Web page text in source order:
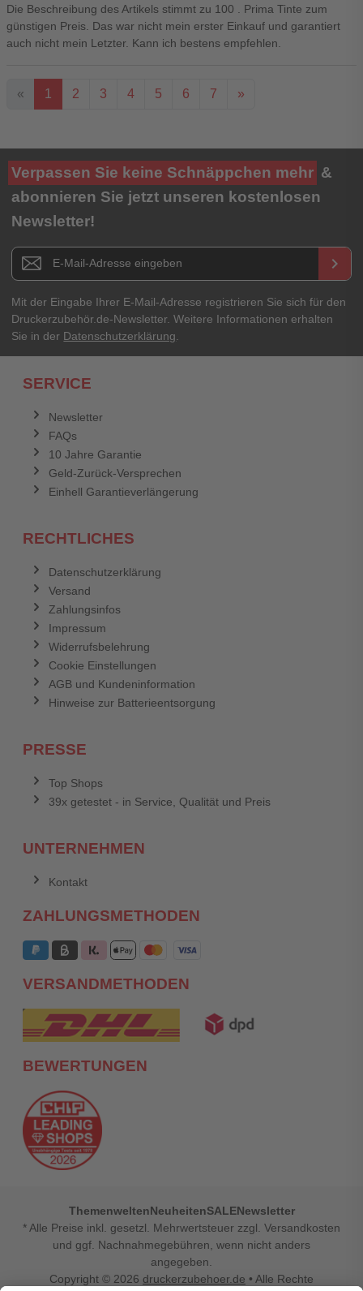
Die Beschreibung des Artikels stimmt zu 100 . Prima Tinte zum
günstigen Preis. Das war nicht mein erster Einkauf und garantiert
auch nicht mein Letzter. Kann ich bestens empfehlen.
« 1 2 3 4 5 6 7 »
Ihre Bewertung**
★★★★★
Titel**
E-Mail-Adresse
Ihr Passwort
Verpassen Sie keine Schnäppchen mehr &
abonnieren Sie jetzt unseren kostenlosen
Newsletter!
Newsletter E-Mail Adresse keyboard_arrow_right
Mit der Eingabe Ihrer E-Mail-Adresse registrieren Sie sich für den
Druckerzubehör.de-Newsletter. Weitere Informationen erhalten
Sie in der Datenschutzerklärung
SERVICE
Newsletter
FAQs
10 Jahre Garantie
Geld-Zurück-Versprechen
Einhell Garantieverlängerung
RECHTLICHES
Datenschutzerklärung
Versand
Zahlungsinfos
Impressum
Widerrufsbelehrung
Cookie Einstellungen
AGB und Kundeninformation
Hinweise zur Batterieentsorgung
PRESSE
Top Shops
39x getestet - in Service, Qualität und Preis
UNTERNEHMEN
Kontakt
ZAHLUNGSMETHODEN
VERSANDMETHODEN
BEWERTUNGEN
ThemenweltenNeuheitenSALENewsletter
* Alle Preise inkl. gesetzl. Mehrwertsteuer zzgl. Versandkosten
und ggf. Nachnahmegebühren, wenn nicht anders
angegeben.
Copyright © 2026 druckerzubehoer.de • Alle Rechte